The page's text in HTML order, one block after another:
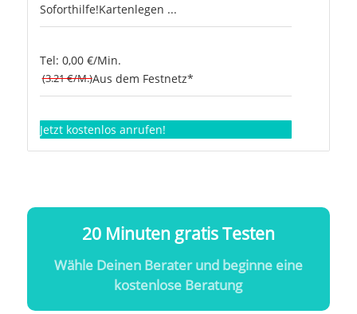
Soforthilfe!Kartenlegen ...
Tel: 0,00 €/Min.
(3.21 €/M.)Aus dem Festnetz*
Jetzt kostenlos anrufen!
20 Minuten gratis Testen
Wähle Deinen Berater und beginne eine
kostenlose Beratung